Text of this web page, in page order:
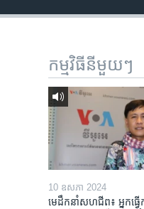
កម្មវិធី​នីមួយៗ
10 ឧសភា 2024
មេដឹកនាំសហជីព៖ អ្នកធ្វើក